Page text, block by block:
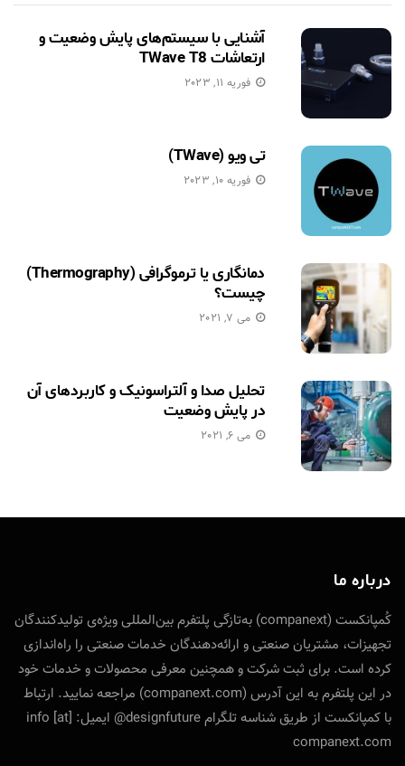
آشنایی با سیستم‌های پایش وضعیت و
ارتعاشات TWave T8
فوریه 11, 2023
تی ویو (TWave)
فوریه 10, 2023
دمانگاری یا ترموگرافی (Thermography)
چیست؟
می 7, 2021
تحلیل صدا و آلتراسونیک و کاربردهای آن
در پایش وضعیت
می 6, 2021
درباره ما
کُمپانکست (companext) به‌تازگی پلتفرم بین‌المللی ویژه‌ی تولید‌کنندگان
تجهیزات، مشتریان صنعتی و ارائه‌دهندگان خدمات صنعتی را راه‌اندازی
کرده است. برای ثبت شرکت و همچنین معرفی محصولات و خدمات خود
در این پلتفرم به این آدرس (companext.com) مراجعه نمایید. ارتباط
با کمپانکست از طریق شناسه تلگرام designfuture@ ایمیل: info [at]
companext.com